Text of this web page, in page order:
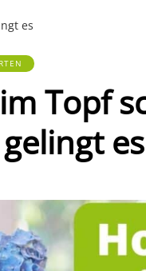
es
Topf
gelingt es